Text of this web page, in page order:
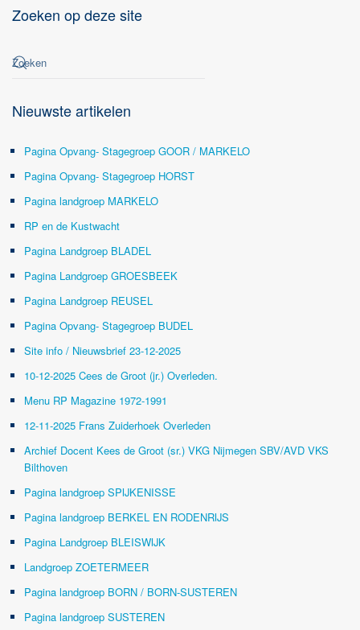
Zoeken op deze site
Nieuwste artikelen
Pagina Opvang- Stagegroep GOOR / MARKELO
Pagina Opvang- Stagegroep HORST
Pagina landgroep MARKELO
RP en de Kustwacht
Pagina Landgroep BLADEL
Pagina Landgroep GROESBEEK
Pagina Landgroep REUSEL
Pagina Opvang- Stagegroep BUDEL
Site info / Nieuwsbrief 23-12-2025
10-12-2025 Cees de Groot (jr.) Overleden.
Menu RP Magazine 1972-1991
12-11-2025 Frans Zuiderhoek Overleden
Archief Docent Kees de Groot (sr.) VKG Nijmegen SBV/AVD VKS
Bilthoven
Pagina landgroep SPIJKENISSE
Pagina landgroep BERKEL EN RODENRIJS
Pagina Landgroep BLEISWIJK
Landgroep ZOETERMEER
Pagina landgroep BORN / BORN-SUSTEREN
Pagina landgroep SUSTEREN